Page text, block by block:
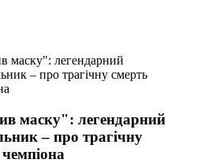
маску": легендарний
– про трагічну смерть
маску": легендарний
– про трагічну